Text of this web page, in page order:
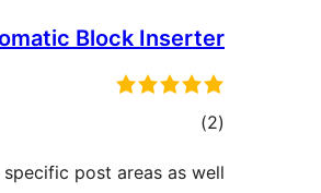
Block Inserter
(2 مجموع)
post areas as well